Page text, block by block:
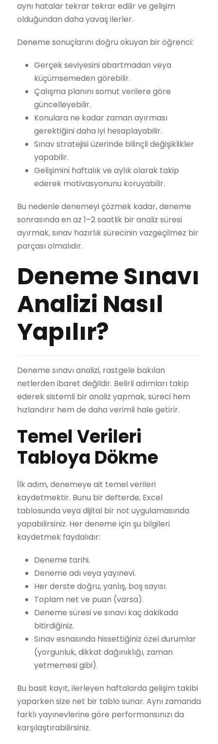
aynı hatalar tekrar tekrar edilir ve gelişim
olduğundan daha yavaş ilerler.
Deneme sonuçlarını doğru okuyan bir öğrenci:
Gerçek seviyesini abartmadan veya
küçümsemeden görebilir.
Çalışma planını somut verilere göre
güncelleyebilir.
Konulara ne kadar zaman ayırması
gerektiğini daha iyi hesaplayabilir.
Sınav stratejisi üzerinde bilinçli değişiklikler
yapabilir.
Gelişimini haftalık ve aylık olarak takip
ederek motivasyonunu koruyabilir.
Bu nedenle denemeyi çözmek kadar, deneme
sonrasında en az 1–2 saatlik bir analiz süresi
ayırmak, sınav hazırlık sürecinin vazgeçilmez bir
parçası olmalıdır.
Deneme Sınavı
Analizi Nasıl
Yapılır?
Deneme sınavı analizi, rastgele bakılan
netlerden ibaret değildir. Belirli adımları takip
ederek sistemli bir analiz yapmak, süreci hem
hızlandırır hem de daha verimli hale getirir.
Temel Verileri
Tabloya Dökme
İlk adım, denemeye ait temel verileri
kaydetmektir. Bunu bir defterde, Excel
tablosunda veya dijital bir not uygulamasında
yapabilirsiniz. Her deneme için şu bilgileri
kaydetmek faydalıdır:
Deneme tarihi.
Deneme adı veya yayınevi.
Her derste doğru, yanlış, boş sayısı.
Toplam net ve puan (varsa).
Deneme süresi ve sınavı kaç dakikada
bitirdiğiniz.
Sınav esnasında hissettiğiniz özel durumlar
(yorgunluk, dikkat dağınıklığı, zaman
yetmemesi gibi).
Bu basit kayıt, ilerleyen haftalarda gelişim takibi
yaparken size net bir tablo sunar. Aynı zamanda
farklı yayınevlerine göre performansınızı da
karşılaştırabilirsiniz.